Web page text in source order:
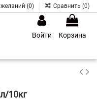
(0) Сравнить (0)
Войти
Корзина
10кг